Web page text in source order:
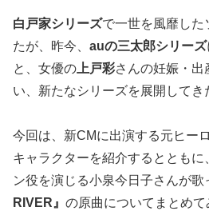
白戸家シリーズで一世を風靡した
たが、昨今、 auの三太郎シリーズ
と、女優の 上戸彩さんの妊娠・出
い、新たなシリーズを展開してき
今回は、新CMに出演する元ヒー
キャラクターを紹介するととも
ン役を演じる小泉今日子さんが歌
RIVER』 の原曲についてまとめて